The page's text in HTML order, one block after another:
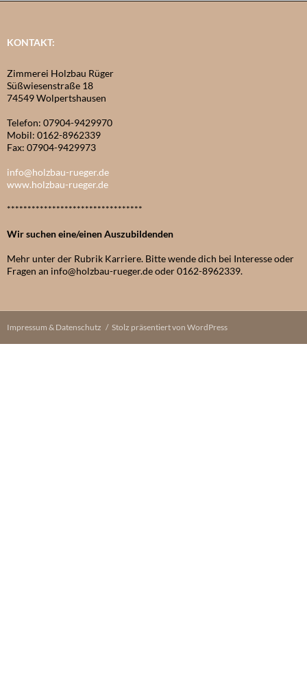
KONTAKT:
Zimmerei Holzbau Rüger
Süßwiesenstraße 18
74549 Wolpertshausen
Telefon: 07904-9429970
Mobil: 0162-8962339
Fax: 07904-9429973
info@holzbau-rueger.de
www.holzbau-rueger.de
*********************************
Wir suchen eine/einen Auszubildenden
Mehr unter der Rubrik Karriere. Bitte wende dich bei Interesse oder
Fragen an info@holzbau-rueger.de oder 0162-8962339.
Impressum & Datenschutz Stolz präsentiert von WordPress